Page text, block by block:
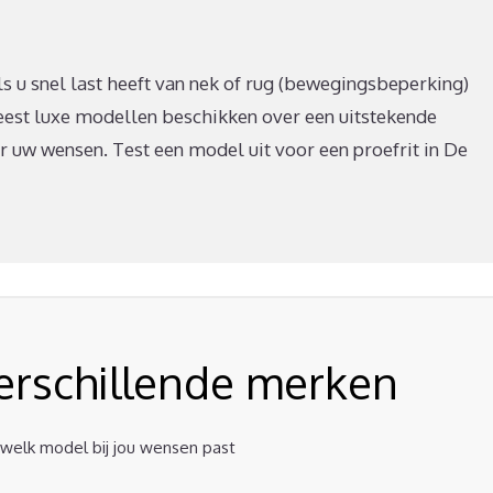
u snel last heeft van nek of rug (bewegingsbeperking)
luxe modellen beschikken over een uitstekende
wensen. Test een model uit voor een proefrit in De
merken
model bij jou wensen past